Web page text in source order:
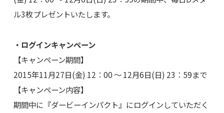
ル3枚プレゼントいたします。
・ログインキャンペーン
【キャンペーン期間】
2015年11月27日(金) 12：00 ～ 12月6日(日) 23：59まで
【キャンペーン内容】
期間中に『ダービーインパクト』にログインしていただく